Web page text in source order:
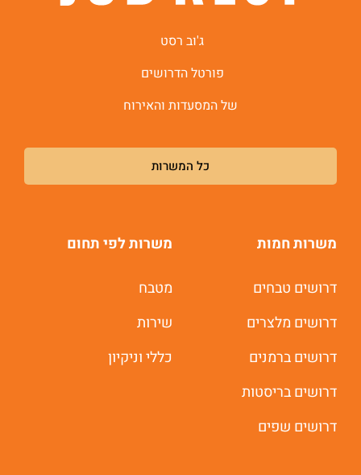
ג'וב רסט
פורטל הדרושים
של המסעדות והאירוח
כל המשרות
משרות חמות
דרושים טבחים
דרושים מלצרים
דרושים ברמנים
דרושים בריסטות
דרושים שפים
משרות לפי תחום
מטבח
שירות
כללי וניקיון